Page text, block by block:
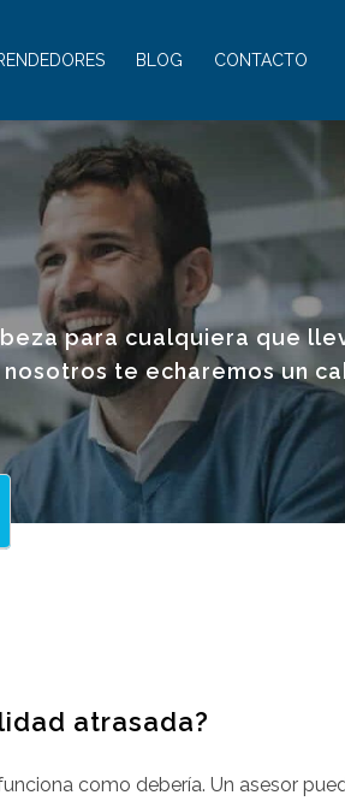
BLOG CONTACTO
para cualquiera que
te echaremos un
atrasada?
como debería. Un asesor